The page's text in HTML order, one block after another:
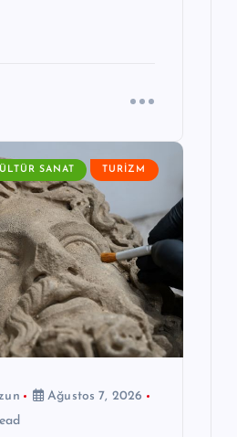
SANAT TURIZM
Ağustos 7, 2026